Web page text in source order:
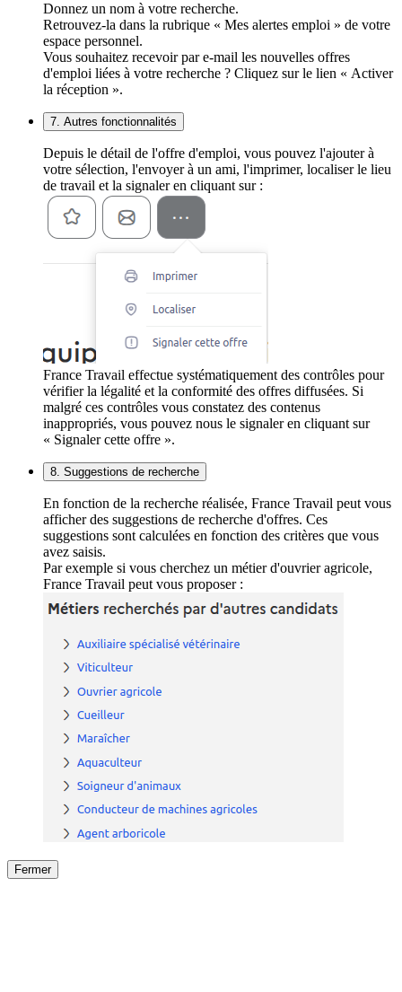
Donnez un nom à votre recherche.
Retrouvez-la dans la rubrique « Mes alertes emploi » de votre
espace personnel.
Vous souhaitez recevoir par e-mail les nouvelles offres
d'emploi liées à votre recherche ? Cliquez sur le lien « Activer
la réception ».
7. Autres fonctionnalités
Depuis le détail de l'offre d'emploi, vous pouvez l'ajouter à
votre sélection, l'envoyer à un ami, l'imprimer, localiser le lieu
de travail et la signaler en cliquant sur :
France Travail effectue systématiquement des contrôles pour
vérifier la légalité et la conformité des offres diffusées. Si
malgré ces contrôles vous constatez des contenus
inappropriés, vous pouvez nous le signaler en cliquant sur
« Signaler cette offre ».
8. Suggestions de recherche
En fonction de la recherche réalisée, France Travail peut vous
afficher des suggestions de recherche d'offres. Ces
suggestions sont calculées en fonction des critères que vous
avez saisis.
Par exemple si vous cherchez un métier d'ouvrier agricole,
France Travail peut vous proposer :
Fermer